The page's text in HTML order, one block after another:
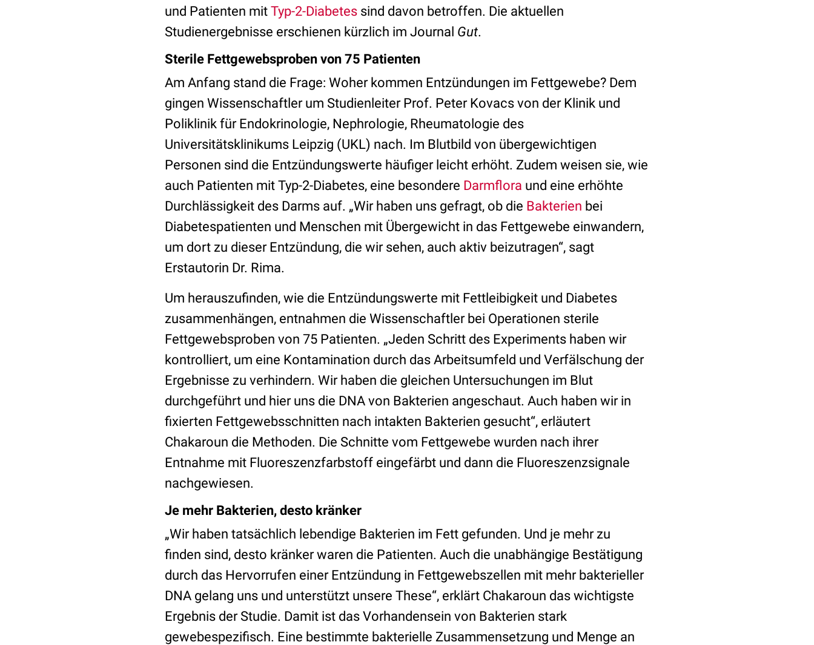
und Patienten mit Typ-2-Diabetes sind davon betroffen. Die aktuellen
Studienergebnisse erschienen kürzlich im Journal Gut.
Sterile Fettgewebsproben von 75 Patienten
Am Anfang stand die Frage: Woher kommen Entzündungen im Fettgewebe? Dem
gingen Wissenschaftler um Studienleiter Prof. Peter Kovacs von der Klinik und
Poliklinik für Endokrinologie, Nephrologie, Rheumatologie des
Universitätsklinikums Leipzig (UKL) nach. Im Blutbild von übergewichtigen
Personen sind die Entzündungswerte häufiger leicht erhöht. Zudem weisen sie, wie
auch Patienten mit Typ-2-Diabetes, eine besondere Darmflora und eine erhöhte
Durchlässigkeit des Darms auf. „Wir haben uns gefragt, ob die Bakterien bei
Diabetespatienten und Menschen mit Übergewicht in das Fettgewebe einwandern,
um dort zu dieser Entzündung, die wir sehen, auch aktiv beizutragen“, sagt
Erstautorin Dr. Rima.
Um herauszufinden, wie die Entzündungswerte mit Fettleibigkeit und Diabetes
zusammenhängen, entnahmen die Wissenschaftler bei Operationen sterile
Fettgewebsproben von 75 Patienten. „Jeden Schritt des Experiments haben wir
kontrolliert, um eine Kontamination durch das Arbeitsumfeld und Verfälschung der
Ergebnisse zu verhindern. Wir haben die gleichen Untersuchungen im Blut
durchgeführt und hier uns die DNA von Bakterien angeschaut. Auch haben wir in
fixierten Fettgewebsschnitten nach intakten Bakterien gesucht“, erläutert
Chakaroun die Methoden. Die Schnitte vom Fettgewebe wurden nach ihrer
Entnahme mit Fluoreszenzfarbstoff eingefärbt und dann die Fluoreszenzsignale
nachgewiesen.
Je mehr Bakterien, desto kränker
„Wir haben tatsächlich lebendige Bakterien im Fett gefunden. Und je mehr zu
finden sind, desto kränker waren die Patienten. Auch die unabhängige Bestätigung
durch das Hervorrufen einer Entzündung in Fettgewebszellen mit mehr bakterieller
DNA gelang uns und unterstützt unsere These“, erklärt Chakaroun das wichtigste
Ergebnis der Studie. Damit ist das Vorhandensein von Bakterien stark
gewebespezifisch. Eine bestimmte bakterielle Zusammensetzung und Menge an